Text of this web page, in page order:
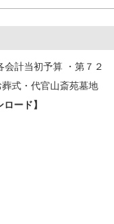
会計当初予算 ・第７２
式・代官山斎苑墓地
ロード】